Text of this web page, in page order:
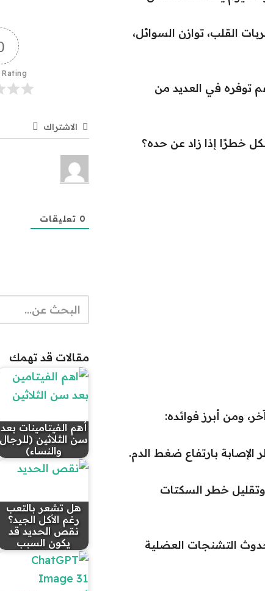
القلب، توازن السوائل،
توفره في العديد من
خطرًا إذا زاد عن حده؟
ومن أبرز فوائده:
بارتفاع ضغط الدم.
خطر السكتات
التشنجات العضلية
الاشتراك
0 تعليقات
مقالات قد تهمك
أهم الفيتامينات بعد
سن الثلاثين (للرجال
والنساء)
هل تشعر بالتعب
رغم الأكل الجيد؟
نقص الحديد قد
يكون السبب